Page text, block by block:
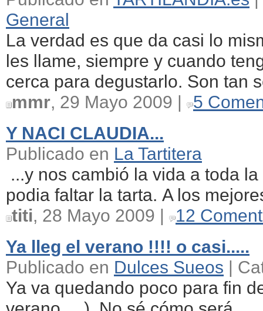
General
La verdad es que da casi lo
les llame, siempre y cuando
cerca para degustarlo. Son tan
mmr, 29 Mayo 2009 |
5
Y NACI CLAUDIA...
Publicado en La Tartitera
...y nos cambió la vida a toda
podia faltar la tarta. A los
titi, 28 Mayo 2009 |
12
Ya lleg el verano !!!! o casi.....
Publicado en Dulces Sueos |
Ya va quedando poco para fin